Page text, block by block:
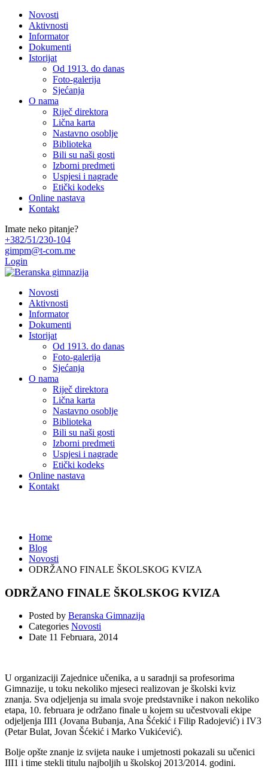
Novosti
Aktivnosti
Informator
Dokumenti
Istorijat
Od 1913. do danas
Foto-galerija
Sjećanja
O nama
Riječ direktora
Lična karta
Nastavno osoblje
Biblioteka
Bili su naši gosti
Izborni predmeti
Uspjesi i nagrade
Etički kodeks
Online nastava
Kontakt
Imate neko pitanje?
+382/51/230-104
gimpm@t-com.me
Login
Novosti
Aktivnosti
Informator
Dokumenti
Istorijat
Od 1913. do danas
Foto-galerija
Sjećanja
O nama
Riječ direktora
Lična karta
Nastavno osoblje
Biblioteka
Bili su naši gosti
Izborni predmeti
Uspjesi i nagrade
Etički kodeks
Online nastava
Kontakt
Home
Blog
Novosti
ODRŽANO FINALE ŠKOLSKOG KVIZA
ODRŽANO FINALE ŠKOLSKOG KVIZA
Posted by Beranska Gimnazija
Categories Novosti
Date 11 Februara, 2014
U organizaciji Zajednice učenika, a u saradnji sa profesorima
Gimnazije, u toku nekoliko mjeseci realizovan je školski kviz
znanja. Sva odjeljenja su imala svoje predstavnike i nakon nekoliko
etapa, 10. februara je održano finale u kojem su učestvovali ekipe
odjeljenja III1 (Jovana Bubanja, Ana Šćekić i Filip Radojević) i IV3
(Petar Bulat, Jovan Šćekić i Marko Vukićević).
Bolje opšte znanje iz svijeta nauke i umjetnosti pokazali su učenici
III1 i time stekli titulu najboljih u školskoj 2013/2014. godini.